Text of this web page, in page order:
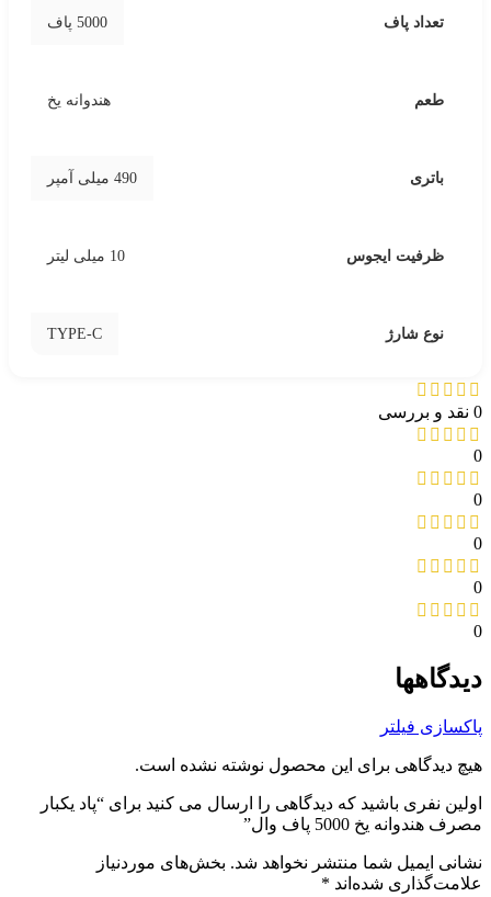
تعداد پاف 5000 پاف
طعم هندوانه یخ
باتری 490 میلی آمپر
ظرفیت ایجوس 10 میلی لیتر
نوع شارژ TYPE-C
0 نقد و بررسی
0
0
0
0
0
دیدگاهها
پاکسازی فیلتر
هیچ دیدگاهی برای این محصول نوشته نشده است.
اولین نفری باشید که دیدگاهی را ارسال می کنید برای “پاد یکبار
مصرف هندوانه یخ 5000 پاف وال”
نشانی ایمیل شما منتشر نخواهد شد. بخش‌های موردنیاز
علامت‌گذاری شده‌اند *